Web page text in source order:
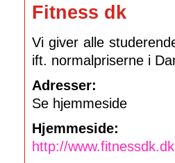
Fitness dk
Vi giver alle
ift. normalpriserne i
Adresser:
Se hjemmeside
Hjemmeside:
http://www.fitnessdk.dk